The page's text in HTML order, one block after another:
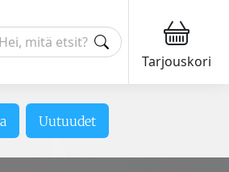
Tarjouskori
Uutuudet